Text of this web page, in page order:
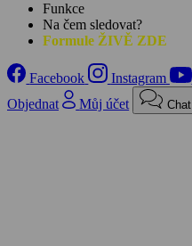
Funkce
Na čem sledovat?
Formule ŽIVĚ ZDE
Facebook Instagram
Objednat
Můj účet Chat